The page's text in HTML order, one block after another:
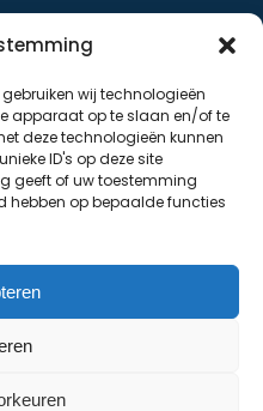
wij technologieën
apparaat op te slaan en/of te
deze technologieën kunnen
ID's op deze site
geeft of uw toestemming
hebben op bepaalde functies